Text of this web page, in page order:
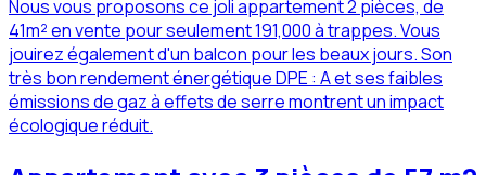
Nous vous proposons ce joli appartement 2 pièces, de
41m² en vente pour seulement 191,000 à trappes. Vous
jouirez également d'un balcon pour les beaux jours. Son
très bon rendement énergétique DPE : A et ses faibles
émissions de gaz à effets de serre montrent un impact
écologique réduit.